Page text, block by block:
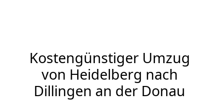
Kostengünstiger Umzug
von Heidelberg nach
Dillingen an der Donau